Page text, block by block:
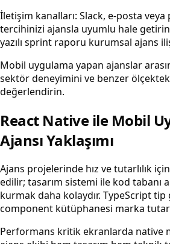
İletişim kanalları: Slack, e-posta
tercihinizi ajansla uyumlu hale
yazılı sprint raporu kurumsal ajans
Mobil uygulama yapan ajanslar
sektör deneyimini ve benzer
değerlendirin.
React Native ile Mobil
Ajansı Yaklaşımı
Ajans projelerinde hız ve tutarlılık
edilir; tasarım sistemi ile kod tabanı
kurmak daha kolaydır. TypeScript
component kütüphanesi marka
Performans kritik ekranlarda native